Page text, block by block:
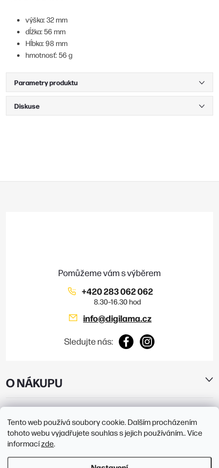
Tento web používá soubory cookie. Dalším procházením
tohoto webu vyjadřujete souhlas s jejich používáním.. Více
informacízde.
výška: 32 mm
dĺžka: 56 mm
Hĺbka: 98 mm
hmotnosť: 56 g
Parametry produktu
Diskuse
O NÁKUPU
PRODEJNY
info@digilama.cz
+420 283 062 062
Sledujte nás: